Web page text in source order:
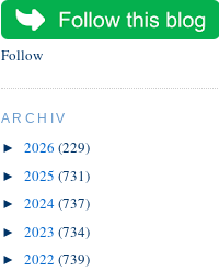
Follow
ARCHIV
► 2026 (229)
► 2025 (731)
► 2024(737)
► 2023 (734)
► 2022 (739)